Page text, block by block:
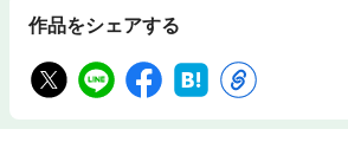
作品をシェアする